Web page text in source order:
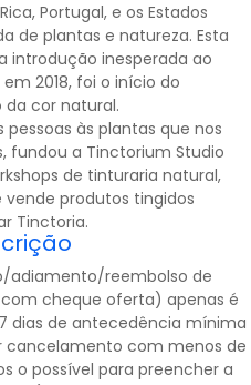
Portugal, e os Estados
de plantas e natureza. Esta
introdução inesperada ao
2018, foi o início do
cor natural.
às plantas que nos
fundou a Tinctorium Studio
de tinturaria natural,
produtos tingidos
Tinctoria.
adiamento/reembolso de
cheque oferta) apenas é
dias de antecedência mínima
cancelamento com menos de
o possível para preencher a